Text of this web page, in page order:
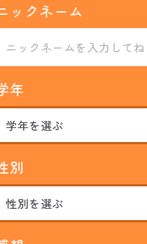
ックネーム
年
別